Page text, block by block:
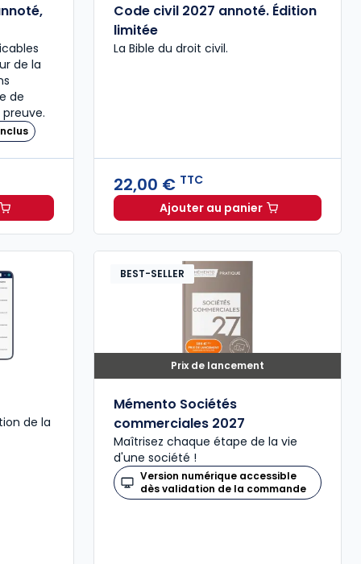
de la
de
2026, annoté, commenté en ligne à 79,00 € TTC
Code civil 2027 annoté. Édition
limitée
La Bible du droit civil.
22,00 € TTC
Ajouter au panierCode civil 2027 annoté.
de la
Prix de lancement
BEST-SELLER
Mémento Sociétés
commerciales 2027
Maîtrisez chaque étape de la vie
d'une société !
Version numérique accessible
dès validation de la commande